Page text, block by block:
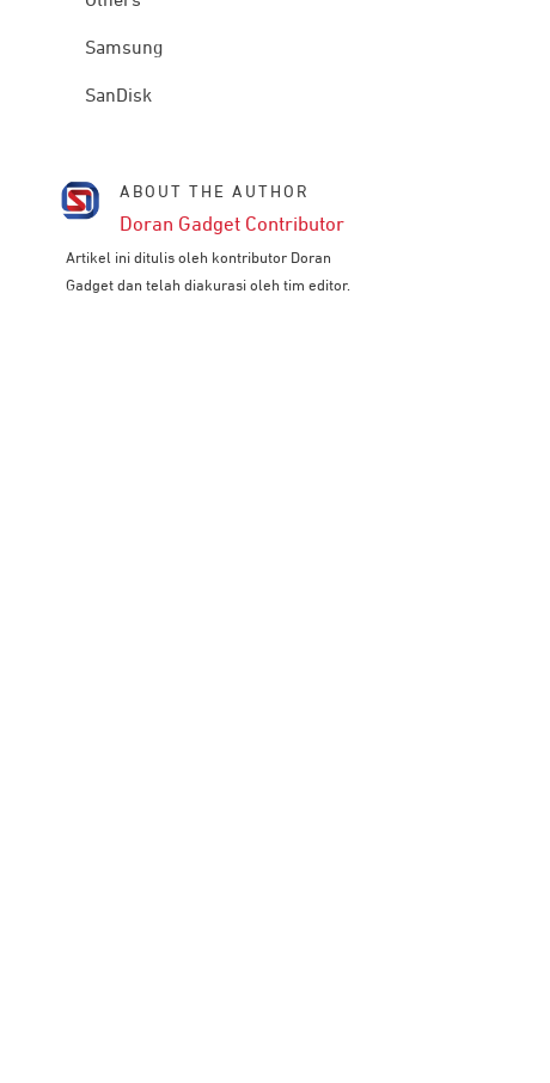
Samsung
SanDisk
ABOUT THE AUTHOR
Doran Gadget Contributor
Artikel ini ditulis oleh kontributor Doran
Gadget dan telah diakurasi oleh tim editor.